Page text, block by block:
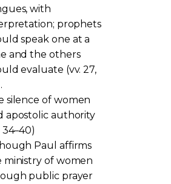
with
prophets
speak one at a
and the others
evaluate (vv. 27,
silence of women
apostolic authority
34–40)
Paul affirms
ministry of women
public prayer